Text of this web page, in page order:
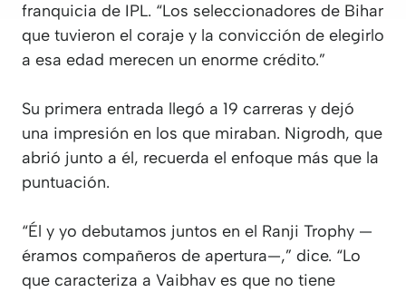
franquicia de IPL. “Los seleccionadores de Bihar
que tuvieron el coraje y la convicción de elegirlo
a esa edad merecen un enorme crédito.”
Su primera entrada llegó a 19 carreras y dejó
una impresión en los que miraban. Nigrodh, que
abrió junto a él, recuerda el enfoque más que la
puntuación.
“Él y yo debutamos juntos en el Ranji Trophy —
éramos compañeros de apertura—,” dice. “Lo
que caracteriza a Vaibhav es que no tiene